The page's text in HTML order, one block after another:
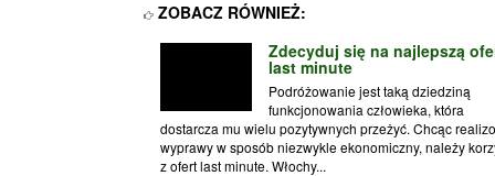
ZOBACZ RÓWNIEŻ:
Zdecyduj się na najlepszą
last minute
Podróżowanie jest taką dziedziną
funkcjonowania człowieka, która
dostarcza mu wielu pozytywnych przeżyć. Chcąc
wyprawy w sposób niezwykle ekonomiczny, należy
z ofert last minute. Włochy...